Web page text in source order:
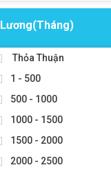
Lương(Tháng)
Thỏa Thuận
1 - 500
500 - 1000
1000 - 1500
1500 - 2000
2000 - 2500